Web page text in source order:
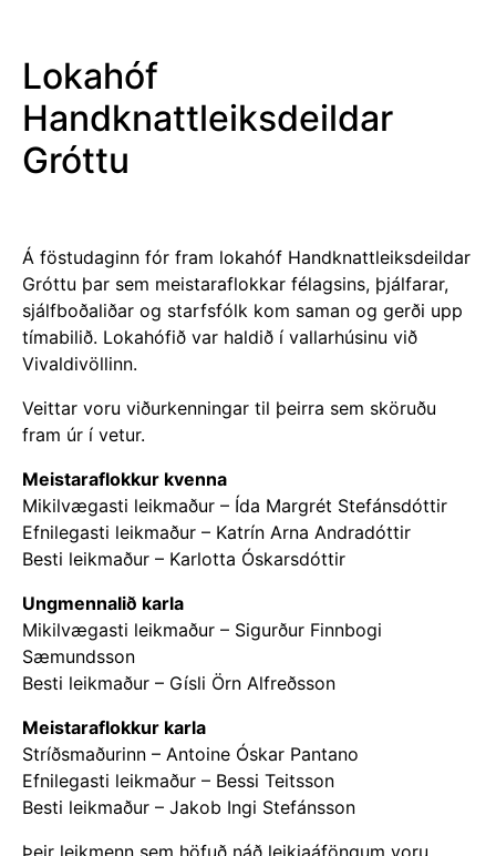
Lokahóf
Handknattleiksdeildar
Gróttu
Á föstudaginn fór fram lokahóf Handknattleiksdeildar
Gróttu þar sem meistaraflokkar félagsins, þjálfarar,
sjálfboðaliðar og starfsfólk kom saman og gerði upp
tímabilið. Lokahófið var haldið í vallarhúsinu við
Vivaldivöllinn.
Veittar voru viðurkenningar til þeirra sem sköruðu
fram úr í vetur.
Meistaraflokkur kvenna
Mikilvægasti leikmaður – Ída Margrét Stefánsdóttir
Efnilegasti leikmaður – Katrín Arna Andradóttir
Besti leikmaður – Karlotta Óskarsdóttir
Ungmennalið karla
Mikilvægasti leikmaður – Sigurður Finnbogi
Sæmundsson
Besti leikmaður – Gísli Örn Alfreðsson
Meistaraflokkur karla
Stríðsmaðurinn – Antoine Óskar Pantano
Efnilegasti leikmaður – Bessi Teitsson
Besti leikmaður – Jakob Ingi Stefánsson